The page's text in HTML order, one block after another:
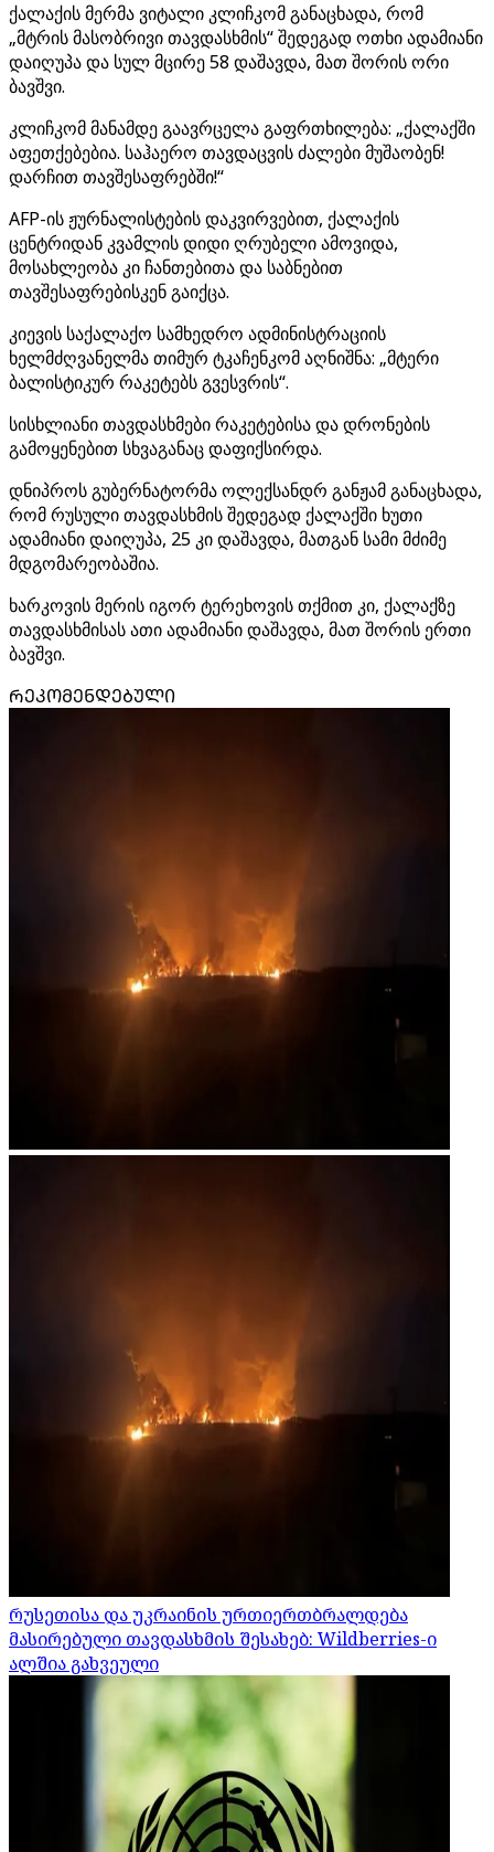
ქალაქის მერმა ვიტალი კლიჩკომ განაცხადა, რომ
„მტრის მასობრივი თავდასხმის“ შედეგად ოთხი ადამიანი
დაიღუპა და სულ მცირე 58 დაშავდა, მათ შორის ორი
ბავშვი.
კლიჩკომ მანამდე გაავრცელა გაფრთხილება: „ქალაქში
აფეთქებებია. საჰაერო თავდაცვის ძალები მუშაობენ!
დარჩით თავშესაფრებში!“
AFP-ის ჟურნალისტების დაკვირვებით, ქალაქის
ცენტრიდან კვამლის დიდი ღრუბელი ამოვიდა,
მოსახლეობა კი ჩანთებითა და საბნებით
თავშესაფრებისკენ გაიქცა.
კიევის საქალაქო სამხედრო ადმინისტრაციის
ხელმძღვანელმა თიმურ ტკაჩენკომ აღნიშნა: „მტერი
ბალისტიკურ რაკეტებს გვესვრის“.
სისხლიანი თავდასხმები რაკეტებისა და დრონების
გამოყენებით სხვაგანაც დაფიქსირდა.
დნიპროს გუბერნატორმა ოლექსანდრ განჟამ განაცხადა,
რომ რუსული თავდასხმის შედეგად ქალაქში ხუთი
ადამიანი დაიღუპა, 25 კი დაშავდა, მათგან სამი მძიმე
მდგომარეობაშია.
ხარკოვის მერის იგორ ტერეხოვის თქმით კი, ქალაქზე
თავდასხმისას ათი ადამიანი დაშავდა, მათ შორის ერთი
ბავშვი.
ᲠᲔᲙᲝᲛᲔᲜᲓᲔᲑᲣᲚᲘ
რუსეთისა და უკრაინის ურთიერთბრალდება
მასირებული თავდასხმის შესახებ: Wildberries-ი
ალშია გახვეული